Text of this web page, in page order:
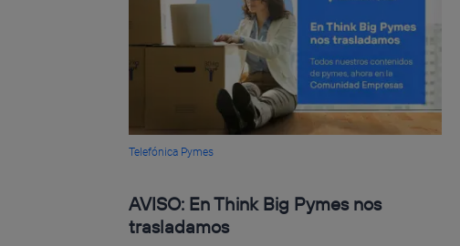
Telefónica Pymes
AVISO: En Think Big Pymes nos
trasladamos